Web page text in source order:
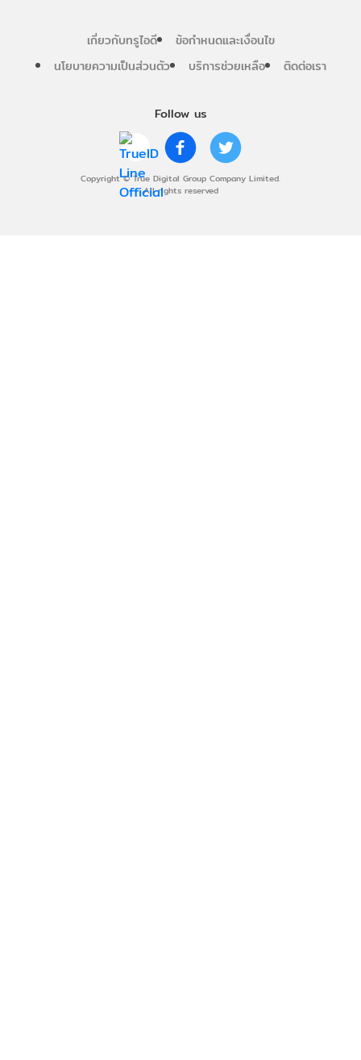
Follow us
Copyright © True Digital Group Company Limited.
All rights reserved
เกี่ยวกับทรูไอดี
ข้อกำหนดและเงื่อนไข
นโยบายความเป็นส่วนตัว
บริการช่วยเหลือ ติดต่อเรา